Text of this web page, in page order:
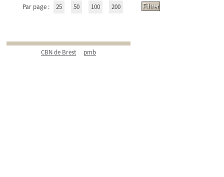
Par page :
25 50 100 200
CBN de Brest pmb